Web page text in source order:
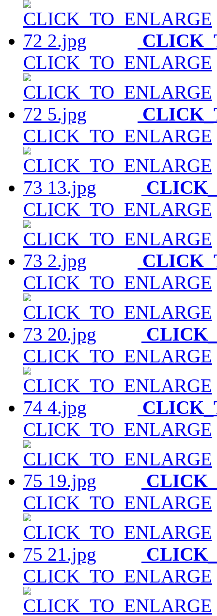
CLICK_TO_ENLARGE
CLICK_TO_ENLARGE
CLICK_TO_ENLARGE
CLICK_TO_ENLARGE
CLICK_TO_ENLARGE
CLICK_TO_ENLARGE
CLICK_TO_ENLARGE
CLICK_TO_ENLARGE